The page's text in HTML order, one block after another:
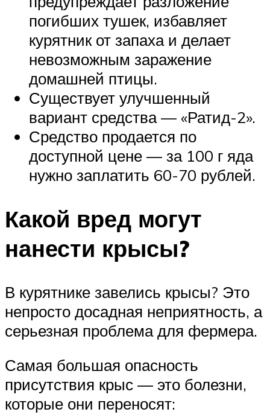
погибших тушек, избавляет
курятник от запаха и делает
невозможным заражение
домашней птицы.
Существует улучшенный
вариант средства — «Ратид-2».
Средство продается по
доступной цене — за 100 г яда
нужно заплатить 60-70 рублей.
Какой вред могут
нанести крысы?
В курятнике завелись крысы? Это
непросто досадная неприятность, а
серьезная проблема для фермера.
Самая большая опасность
присутствия крыс — это болезни,
которые они переносят: